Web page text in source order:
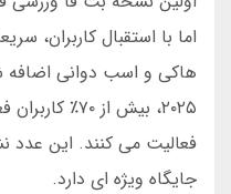
اما با استقبال کاربران،
هاکی و اسب دوانی
۲۰۲۵، بیش از
فعالیت می کنند. این
جایگاه ویژه ای دارد.